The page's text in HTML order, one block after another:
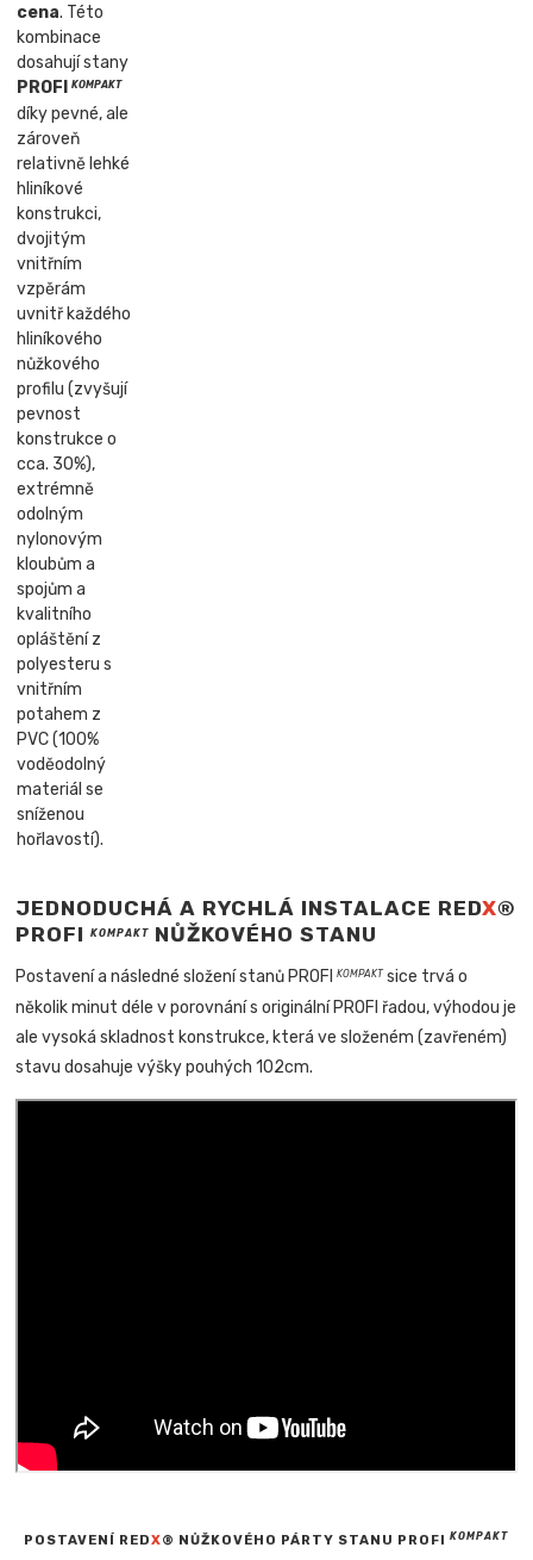
cena. Této
kombinace
dosahují stany
PROFIKOMPAKT
díky pevné, ale
zároveň
relativně lehké
hliníkové
konstrukci,
dvojitým
vnitřním
vzpěrám
uvnitř každého
hliníkového
nůžkového
profilu (zvyšují
pevnost
konstrukce o
cca. 30%),
extrémně
odolným
nylonovým
kloubům a
spojům a
kvalitního
opláštění z
polyesteru s
vnitřním
potahem z
PVC (100%
voděodolný
materiál se
sníženou
hořlavostí).
JEDNODUCHÁ A RYCHLÁ INSTALACE REDX®
PROFIKOMPAKT NŮŽKOVÉHO STANU
Postavení a následné složení stanů PROFIKOMPAKTsice trvá o
několik minut déle v porovnání s originální PROFI řadou, výhodou je
ale vysoká skladnost konstrukce, která ve složeném (zavřeném)
stavu dosahuje výšky pouhých 102cm.
POSTAVENÍ REDX® NŮŽKOVÉHO PÁRTY STANU PROFIKOMPAKT